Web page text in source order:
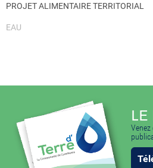
PROJET ALIMENTAIRE TERRITORIAL
EAU
LE
Venez